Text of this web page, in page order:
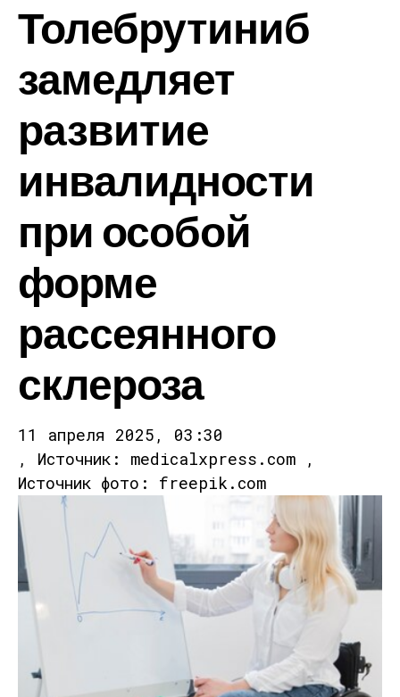
Толебрутиниб
замедляет
развитие
инвалидности
при особой
форме
рассеянного
склероза
11 апреля 2025, 03:30
, Источник: medicalxpress.com ,
Источник фото: freepik.com